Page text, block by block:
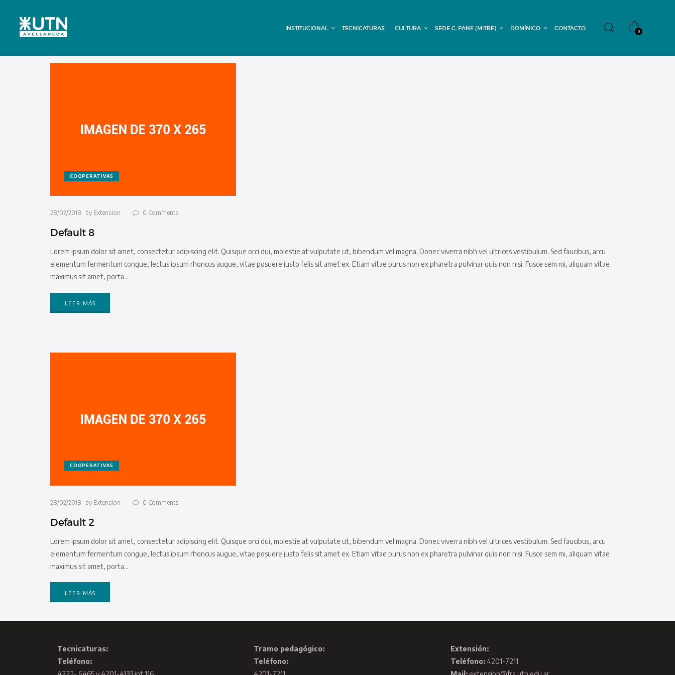
INSTITUCIONAL TECNICATURAS CULTURA SEDE G. PANE (MITRE) DOMÍNICO CONTACTO 0
COOPERATIVAS
28/02/2018 by Extension 0 Comments
Default 8
Lorem ipsum dolor sit amet, consectetur adipiscing elit. Quisque orci dui, molestie at vulputate ut, bibendum vel magna. Donec viverra nibh vel ultrices vestibulum. Sed faucibus, arcu
elementum fermentum congue, lectus ipsum rhoncus augue, vitae posuere justo felis sit amet ex. Etiam vitae purus non ex pharetra pulvinar quis non nisi. Fusce sem mi, aliquam vitae
maximus sit amet, porta…
LEER MÁS
COOPERATIVAS
28/02/2018 by Extension 0 Comments
Default 2
Lorem ipsum dolor sit amet, consectetur adipiscing elit. Quisque orci dui, molestie at vulputate ut, bibendum vel magna. Donec viverra nibh vel ultrices vestibulum. Sed faucibus, arcu
elementum fermentum congue, lectus ipsum rhoncus augue, vitae posuere justo felis sit amet ex. Etiam vitae purus non ex pharetra pulvinar quis non nisi. Fusce sem mi, aliquam vitae
maximus sit amet, porta…
LEER MÁS
Tecnicaturas:
Teléfono:
Tramo pedagógico:
Teléfono:
Extensión:
Teléfono:4201-7211